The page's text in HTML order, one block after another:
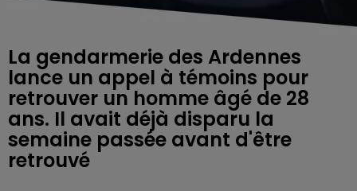
La gendarmerie des Ardennes
lance un appel à témoins pour
retrouver un homme âgé de 28
ans. Il avait déjà disparu la
semaine passée avant d'être
retrouvé